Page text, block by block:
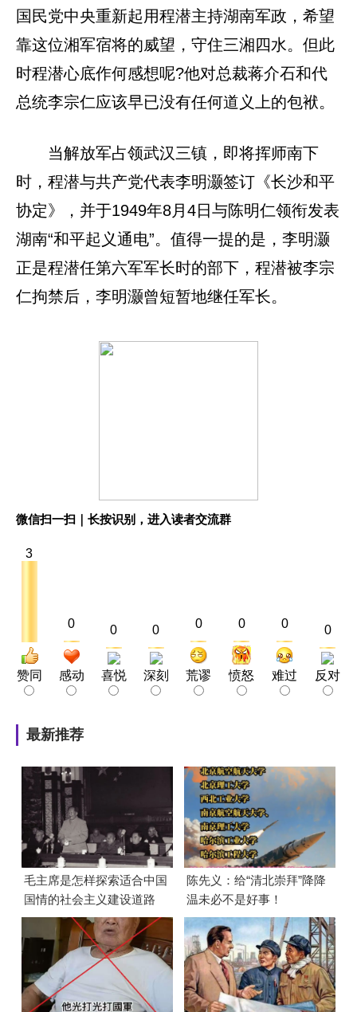
国民党中央重新起用程潜主持湖南军政，希望
靠这位湘军宿将的威望，守住三湘四水。但此
时程潜心底作何感想呢?他对总裁蒋介石和代
总统李宗仁应该早已没有任何道义上的包袱。
当解放军占领武汉三镇，即将挥师南下
时，程潜与共产党代表李明灏签订《长沙和平
协定》，并于1949年8月4日与陈明仁领衔发表
湖南“和平起义通电”。值得一提的是，李明灏
正是程潜任第六军军长时的部下，程潜被李宗
仁拘禁后，李明灏曾短暂地继任军长。
微信扫一扫｜长按识别，进入读者交流群
3
赞同
0
感动
0
喜悦
0
深刻
0
荒谬
0
愤怒
0
难过
0
反对
最新推荐
毛主席是怎样探索适合中国
国情的社会主义建设道路
的？
陈先义：给“清北崇拜”降降
温未必不是好事！